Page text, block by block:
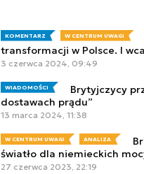
KOMENTARZ W CENTRUM UWAGI
transformacji w Polsce. I
3 czerwca 2024, 09:49
WIADOMOŚCI
Brytyjczycy
dostawach prądu”
13 marca 2024, 11:38
W CENTRUM UWAGI ANALIZA
światło dla niemieckich
27 czerwca 2023, 22:19